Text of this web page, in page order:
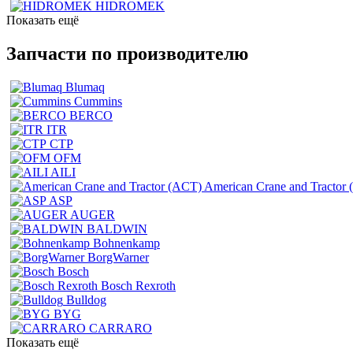
HIDROMEK
Показать ещё
Запчасти по производителю
Blumaq
Cummins
BERCO
ITR
CTP
OFM
AILI
American Crane and Tractor
ASP
AUGER
BALDWIN
Bohnenkamp
BorgWarner
Bosch
Bosch Rexroth
Bulldog
BYG
CARRARO
Показать ещё